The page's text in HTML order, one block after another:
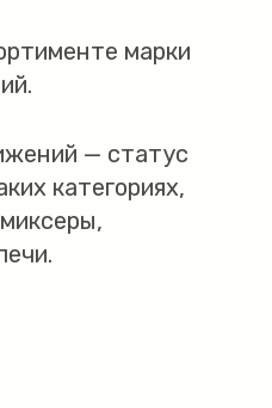
марки
— статус
категориях,